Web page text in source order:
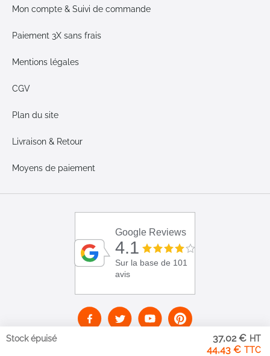
44,43 €
37,02 €
Stock épuisé
Mon compte & Suivi de commande
Paiement 3X sans frais
Mentions légales
CGV
Plan du site
Livraison & Retour
Moyens de paiement
Google Reviews
4.1
Sur la base de 101
avis